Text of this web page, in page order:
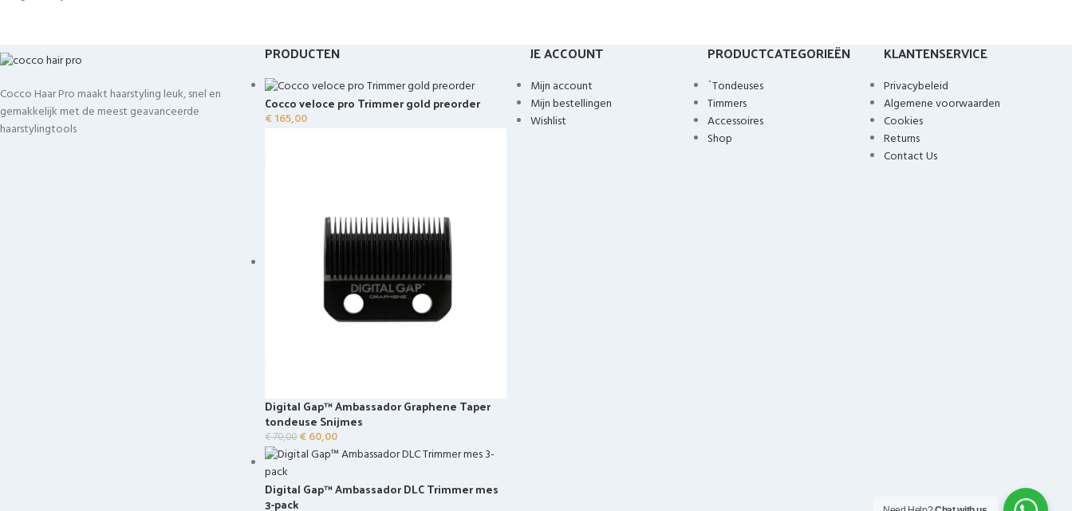
Cocco Haar Pro maakt haarstyling leuk, snel en
gemakkelijk met de meest geavanceerde
haarstylingtools
PRODUCTEN
Cocco veloce pro Trimmer gold preorder
€165,00
Digital Gap™ Ambassador Graphene Taper
tondeuse Snijmes
€70,00€60,00
Digital Gap™ Ambassador DLC Trimmer mes
3-pack
JE ACCOUNT
Mijn account
Mijn bestellingen
Wishlist
PRODUCTCATEGORIEËN
`Tondeuses
Timmers
Accessoires
Shop
KLANTENSERVICE
Privacybeleid
Algemene voorwaarden
Cookies
Returns
Contact Us